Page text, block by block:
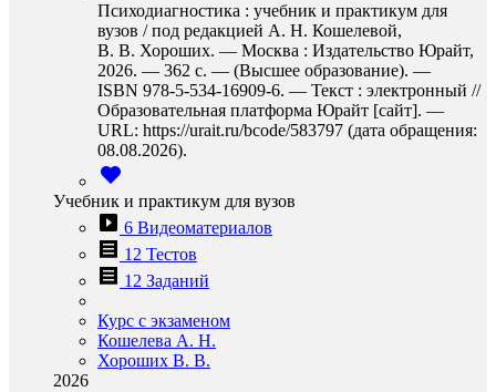
Психодиагностика : учебник и практикум для
вузов / под редакцией А. Н. Кошелевой,
В. В. Хороших. — Москва : Издательство Юрайт,
2026. — 362 с. — (Высшее образование). —
ISBN 978-5-534-16909-6. — Текст : электронный //
Образовательная платформа Юрайт [сайт]. —
URL: https://urait.ru/bcode/583797 (дата обращения:
08.08.2026).
Учебник и практикум для вузов
6 Видеоматериалов
12 Тестов
12 Заданий
Курс с экзаменом
Кошелева А. Н.
Хороших В. В.
2026